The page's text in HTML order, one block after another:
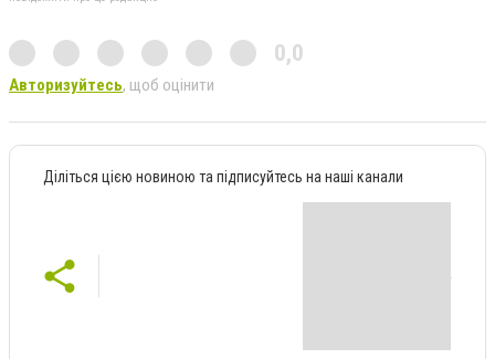
0,0
Авторизуйтесь, щоб оцінити
Діліться цією новиною та підписуйтесь на наші канали